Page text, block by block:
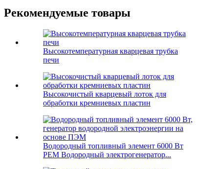
Рекомендуемые товары
Высокотемпературная кварцевая трубка
печи
Высокочистый кварцевый лоток для
обработки кремниевых пластин
Водородный топливный элемент 6000 Вт
PEM Водородный электрогенератор...